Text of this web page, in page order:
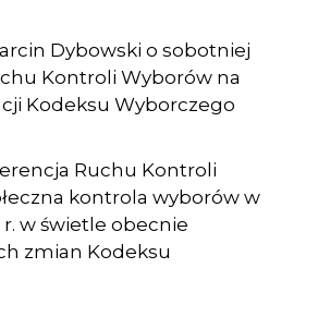
Dybowski o sobotniej
Kontroli Wyborów na
Kodeksu Wyborczego
Ruchu Kontroli
kontrola wyborów w
r. w świetle obecnie
zmian Kodeksu